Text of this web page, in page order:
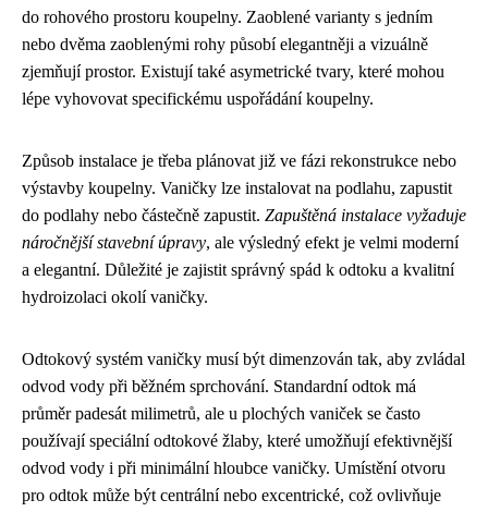
do rohového prostoru koupelny. Zaoblené varianty s jedním
nebo dvěma zaoblenými rohy působí elegantněji a vizuálně
zjemňují prostor. Existují také asymetrické tvary, které mohou
lépe vyhovovat specifickému uspořádání koupelny.
Způsob instalace je třeba plánovat již ve fázi rekonstrukce nebo
výstavby koupelny. Vaničky lze instalovat na podlahu, zapustit
do podlahy nebo částečně zapustit. Zapuštěná instalace vyžaduje
náročnější stavební úpravy, ale výsledný efekt je velmi moderní
a elegantní. Důležité je zajistit správný spád k odtoku a kvalitní
hydroizolaci okolí vaničky.
Odtokový systém vaničky musí být dimenzován tak, aby zvládal
odvod vody při běžném sprchování. Standardní odtok má
průměr padesát milimetrů, ale u plochých vaniček se často
používají speciální odtokové žlaby, které umožňují efektivnější
odvod vody i při minimální hloubce vaničky. Umístění otvoru
pro odtok může být centrální nebo excentrické, což ovlivňuje